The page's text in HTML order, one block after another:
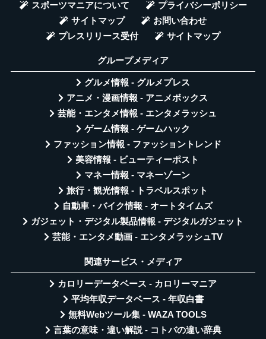
スポーツマニアについて
プライバシーポリシー
サイトマップ
お問い合わせ
プレスリリース受付
サイトマップ
グループメディア
グルメ情報 - グルメプレス
アニメ・漫画情報 - アニメボックス
芸能・エンタメ情報 - エンタメラッシュ
ゲーム情報 - ゲームハック
ファッション情報 - ファッショントレンド
美容情報 - ビューティーポスト
マネー情報 - マネーゾーン
旅行・観光情報 - トラベルスポット
自動車・バイク情報 - オートタイムズ
ガジェット・デジタル製品情報 - デジタルガジェット
芸能・エンタメ動画 - エンタメラッシュTV
関連サービス・メディア
カロリーデータベース - カロリーマニア
平均年収データベース - 年収白書
無料Webツール集 - WAZA TOOLS
言葉の意味・違い解説 - コトバの違い辞典